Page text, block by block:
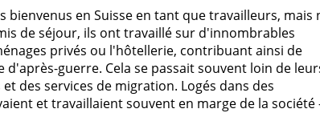
bienvenus en Suisse en tant que travailleurs, mais
de séjour, ils ont travaillé sur d'innombrables
privés ou l'hôtellerie, contribuant ainsi de
guerre. Cela se passait souvent loin de
des services de migration. Logés dans des
et travaillaient souvent en marge de la société